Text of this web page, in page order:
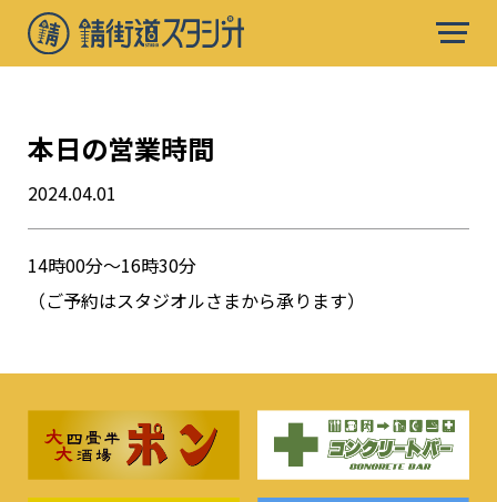
本日の営業時間
2024.04.01
14時00分〜16時30分
（ご予約はスタジオルさまから承ります）